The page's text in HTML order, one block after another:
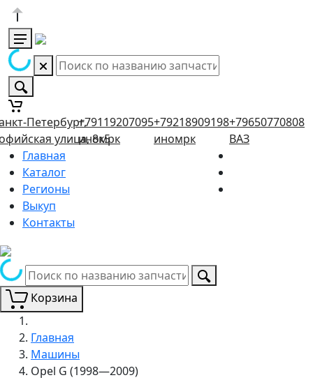
Петербург,
улица, 8к5
+79119207095
иномрк
+79218909198
иномрк
+79650770808
ВАЗ
Главная
Каталог
Регионы
Выкуп
Контакты
Корзина
Главная
Машины
Opel G (1998—2009)